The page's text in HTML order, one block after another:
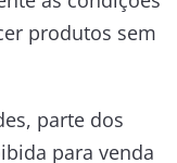
produtos sem
parte dos
para venda